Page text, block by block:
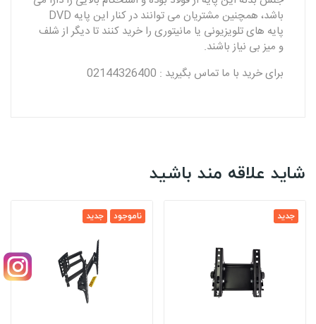
باشد، همچنین مشتریان می توانند در کنار این پایه DVD
پایه های تلویزیونی یا مانیتوری را خرید کنند تا دیگر از شلف
و میز بی نیاز باشند.
برای خرید با ما تماس بگیرید : 02144326400
شاید علاقه مند باشید
جدید ناموجود جدید